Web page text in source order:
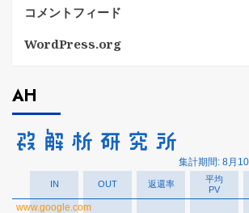
コメントフィード
WordPress.org
AH